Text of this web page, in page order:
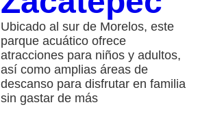
Ubicado al sur de Morelos, este
parque acuático ofrece
atracciones para niños y adultos,
así como amplias áreas de
descanso para disfrutar en familia
sin gastar de más